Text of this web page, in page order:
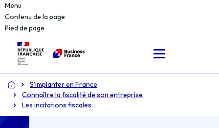
Menu
Contenu de la page
Pied de page
Accueil
S'implanter en France
Connaître la fiscalité de son entreprise
Les incitations fiscales